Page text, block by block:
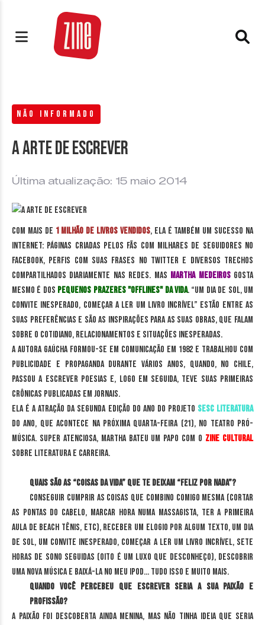
NÃO INFORMADO
A arte de escrever
Última atualização: 15 maio 2014
Com mais de 1 milhão de livros vendidos, ela é também um sucesso na
internet: páginas criadas pelos fãs com milhares de seguidores no
Facebook, perfis com suas frases no Twitter e diversos trechos
compartilhados diariamente nas redes. Mas Martha Medeiros gosta
mesmo é dos pequenos prazeres "offlines" da vida. “Um dia de sol, um
convite inesperado, começar a ler um livro incrível” estão entre as
suas preferências e são as inspirações para as suas obras, que falam
sobre o cotidiano, relacionamentos e situações inesperadas.
A autora gaúcha formou-se em Comunicação em 1982 e trabalhou com
publicidade e propaganda durante vários anos, quando, no Chile,
passou a escrever poesias e, logo em seguida, teve suas primeiras
crônicas publicadas em jornais.
Ela é a atração da segunda edição do ano do projeto Sesc Literatura
do ano, que acontece na próxima quarta-feira (21), no Teatro Pró-
Música. Super atenciosa, Martha bateu um papo com o Zine Cultural
sobre literatura e carreira.
Quais são as “Coisas da vida” que te deixam “Feliz por nada”?
Conseguir cumprir as coisas que combino comigo mesma (cortar
as pontas do cabelo, marcar hora numa massagista, ter a primeira
aula de beach tênis, etc), receber um elogio por algum texto, um dia
de sol, um convite inesperado, começar a ler um livro incrível, sete
horas de sono seguidas (oito é um luxo que desconheço), descobrir
uma nova música e baixá-la no meu Ipod… tudo isso e muito mais.
Quando você percebeu que escrever seria a sua paixão e
profissão?
A paixão foi descoberta ainda menina, mas não tinha ideia que seria